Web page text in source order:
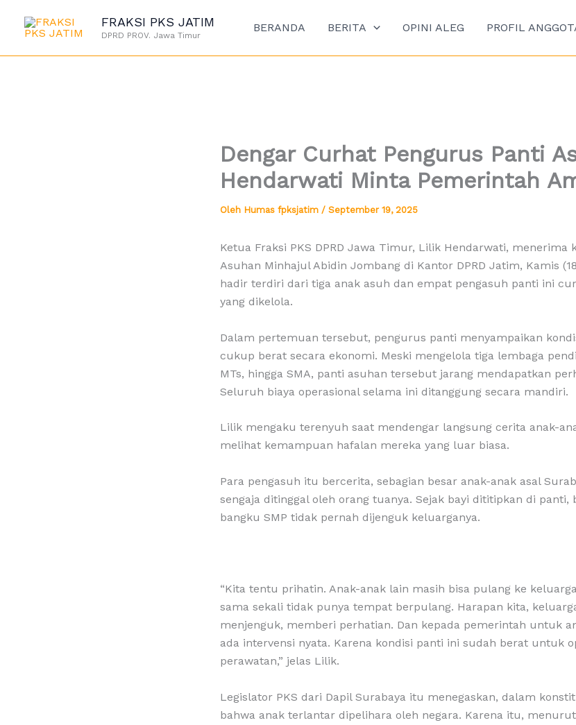
FRAKSI PKS JATIM
DPRD PROV. Jawa Timur
BERANDA BERITA OPINI ALEG PROFIL
Dengar Curhat Pengurus Panti
Hendarwati Minta Pemerintah
Oleh Humas fpksjatim / September 19, 2025
Ketua Fraksi PKS DPRD Jawa Timur, Lilik Hendarwati, menerima
Asuhan Minhajul Abidin Jombang di Kantor DPRD Jatim, Kamis
hadir terdiri dari tiga anak asuh dan empat pengasuh panti ini
yang dikelola.
Dalam pertemuan tersebut, pengurus panti menyampaikan
cukup berat secara ekonomi. Meski mengelola tiga lembaga
MTs, hingga SMA, panti asuhan tersebut jarang mendapatkan
Seluruh biaya operasional selama ini ditanggung secara mandiri.
Lilik mengaku terenyuh saat mendengar langsung cerita anak-
melihat kemampuan hafalan mereka yang luar biasa.
Para pengasuh itu bercerita, sebagian besar anak-anak asal
sengaja ditinggal oleh orang tuanya. Sejak bayi dititipkan di panti,
bangku SMP tidak pernah dijenguk keluarganya.
“Kita tentu prihatin. Anak-anak lain masih bisa pulang ke
sama sekali tidak punya tempat berpulang. Harapan kita,
menjenguk, memberi perhatian. Dan kepada pemerintah untuk
ada intervensi nyata. Karena kondisi panti ini sudah berat untuk
perawatan,” jelas Lilik.
Legislator PKS dari Dapil Surabaya itu menegaskan, dalam
bahwa anak terlantar dipelihara oleh negara. Karena itu,